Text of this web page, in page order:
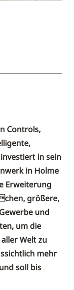
Controls,
in sein
in Holme
Erweiterung
größere,
und
um die
Welt zu
mehr
soll bis